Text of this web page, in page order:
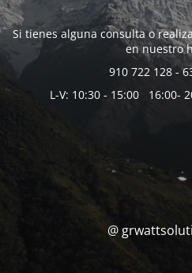
Si tienes alguna consulta o
en nuestro
910 722 128 -
L-V: 10:30 - 15:00 16:00-
@